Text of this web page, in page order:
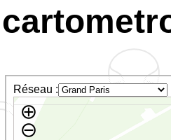
Réseau :